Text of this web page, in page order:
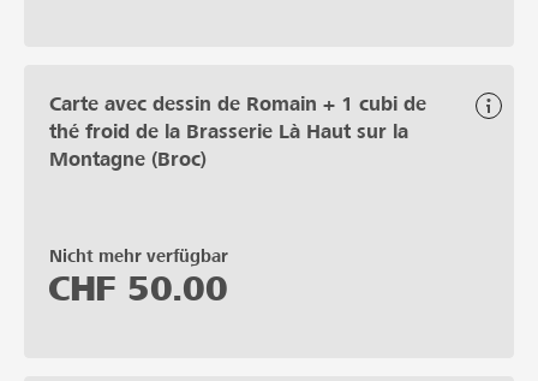
Carte avec dessin de Romain + 1 cubi de
thé froid de la Brasserie Là Haut sur la
Montagne (Broc)
Nicht mehr verfügbar
CHF 50.00